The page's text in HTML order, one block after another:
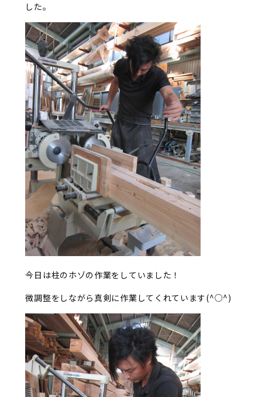
した。
今日は柱のホゾの作業をしていました！
微調整をしながら真剣に作業してくれています(^○^)